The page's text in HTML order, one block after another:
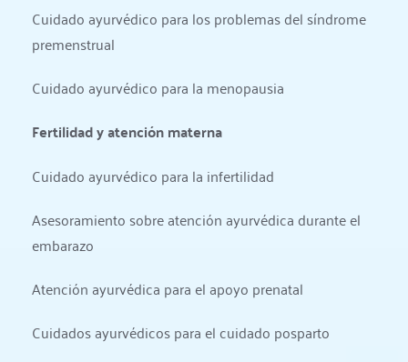
Cuidado ayurvédico para los problemas del síndrome
premenstrual
Cuidado ayurvédico para la menopausia
Fertilidad y atención materna
Cuidado ayurvédico para la infertilidad
Asesoramiento sobre atención ayurvédica durante el
embarazo
Atención ayurvédica para el apoyo prenatal
Cuidados ayurvédicos para el cuidado posparto